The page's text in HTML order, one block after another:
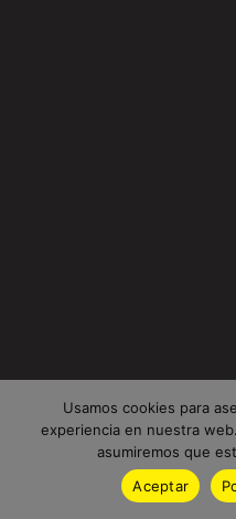
Usamos cookies para
experiencia en nuestra
asumiremos que
Aceptar